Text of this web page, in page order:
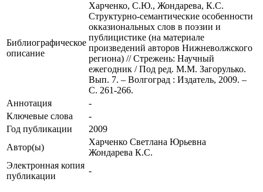
Библиографическое
описание
Харченко, С.Ю., Жондарева, К.С.
Структурно-семантические особенности
окказиональных слов в поэзии и
публицистике (на материале
произведений авторов Нижневолжского
региона) // Стрежень: Научный
ежегодник / Под ред. М.М. Загорулько.
Вып. 7. – Волгоград : Издатель, 2009. –
С. 261-266.
Аннотация
-
Ключевые cлова
-
Год публикации
2009
Автор(ы)
Харченко Светлана Юрьевна
Жондарева К.С.
Электронная копия
публикации
-